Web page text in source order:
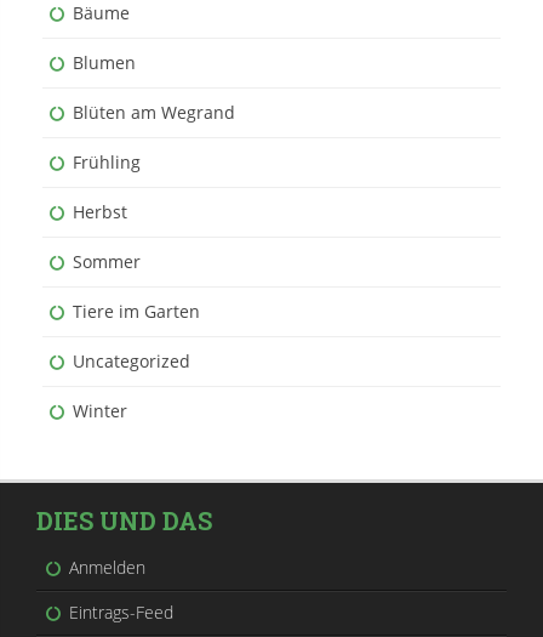
Bäume
Blumen
Blüten am Wegrand
Frühling
Herbst
Sommer
Tiere im Garten
Uncategorized
Winter
DIES UND DAS
Anmelden
Eintrags-Feed